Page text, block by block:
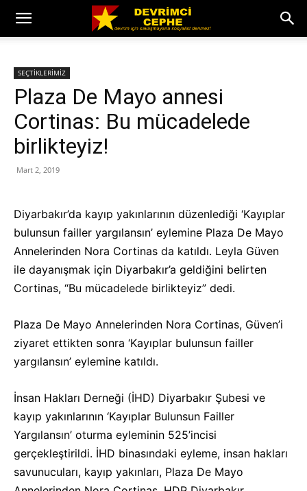
SEÇTİKLERİMİZ
Plaza De Mayo annesi
Cortinas: Bu mücadelede
birlikteyiz!
Mart 2, 2019
Diyarbakır’da kayıp yakınlarının düzenlediği ‘Kayıplar
bulunsun failler yargılansın’ eylemine Plaza De Mayo
Annelerinden Nora Cortinas da katıldı. Leyla Güven
ile dayanışmak için Diyarbakır’a geldiğini belirten
Cortinas, “Bu mücadelede birlikteyiz” dedi.
Plaza De Mayo Annelerinden Nora Cortinas, Güven’i
ziyaret ettikten sonra ‘Kayıplar bulunsun failler
yargılansın’ eylemine katıldı.
İnsan Hakları Derneği (İHD) Diyarbakır Şubesi ve
kayıp yakınlarının ‘Kayıplar Bulunsun Failler
Yargılansın’ oturma eyleminin 525’incisi
gerçekleştirildi. İHD binasındaki eyleme, insan hakları
savunucuları, kayıp yakınları, Plaza De Mayo